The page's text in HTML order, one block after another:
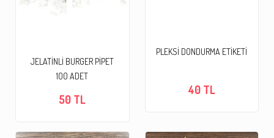
JELATİNLİ BURGER PİPET
100 ADET
50 TL
PLEKSİ DONDURMA ETİKETİ
40 TL